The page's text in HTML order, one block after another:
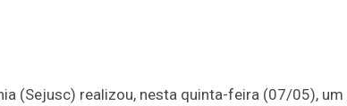
(Sejusc) realizou, nesta quinta-feira (07/05), um